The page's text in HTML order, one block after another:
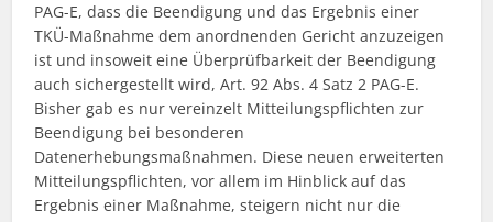
PAG-E, dass die Beendigung und das Ergebnis einer
TKÜ-Maßnahme dem anordnenden Gericht anzuzeigen
ist und insoweit eine Überprüfbarkeit der Beendigung
auch sichergestellt wird, Art. 92 Abs. 4 Satz 2 PAG-E.
Bisher gab es nur vereinzelt Mitteilungspflichten zur
Beendigung bei besonderen
Datenerhebungsmaßnahmen. Diese neuen erweiterten
Mitteilungspflichten, vor allem im Hinblick auf das
Ergebnis einer Maßnahme, steigern nicht nur die